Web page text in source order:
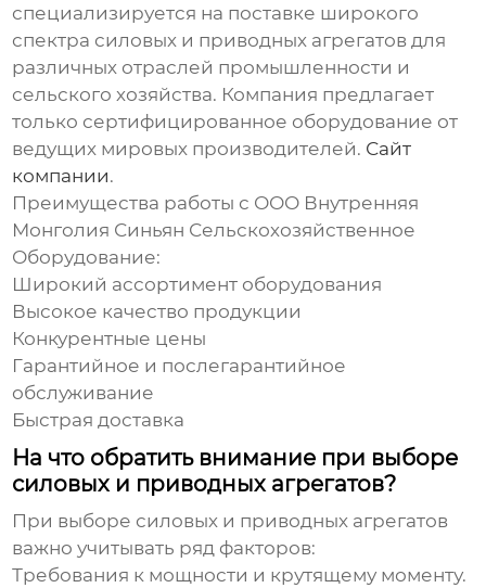
специализируется на поставке широкого
спектра силовых и приводных агрегатов для
различных отраслей промышленности и
сельского хозяйства. Компания предлагает
только сертифицированное оборудование от
ведущих мировых производителей. Сайт
компании.
Преимущества работы с ООО Внутренняя
Монголия Синьян Сельскохозяйственное
Оборудование:
Широкий ассортимент оборудования
Высокое качество продукции
Конкурентные цены
Гарантийное и послегарантийное
обслуживание
Быстрая доставка
На что обратить внимание при выборе
силовых и приводных агрегатов?
При выборе силовых и приводных агрегатов
важно учитывать ряд факторов:
Требования к мощности и крутящему моменту.